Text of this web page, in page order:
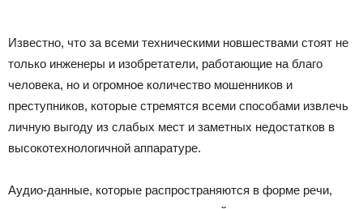
Известно, что за всеми техническими новшествами стоят не
только инженеры и изобретатели, работающие на благо
человека, но и огромное количество мошенников и
преступников, которые стремятся всеми способами извлечь
личную выгоду из слабых мест и заметных недостатков в
высокотехнологичной аппаратуре.
Аудио-данные, которые распространяются в форме речи,